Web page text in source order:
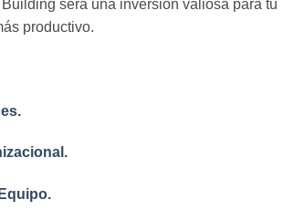
será una inversión valiosa para tu
productivo.